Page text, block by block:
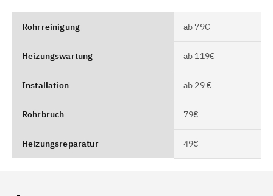
Rohrreinigung ab 79€
Heizungswartung ab 119€
Installation ab 29 €
Rohrbruch 79€
Heizungsreparatur 49€